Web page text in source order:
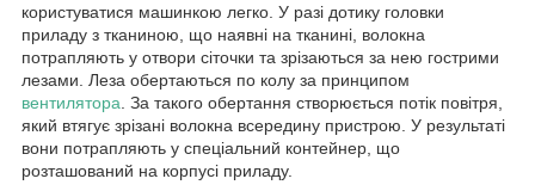
користуватися машинкою легко. У разі дотику головки
приладу з тканиною, що наявні на тканині, волокна
потрапляють у отвори сіточки та зрізаються за нею гострими
лезами. Леза обертаються по колу за принципом
вентилятора . За такого обертання створюється потік повітря,
який втягує зрізані волокна всередину пристрою. У результаті
вони потрапляють у спеціальний контейнер, що
розташований на корпусі приладу.